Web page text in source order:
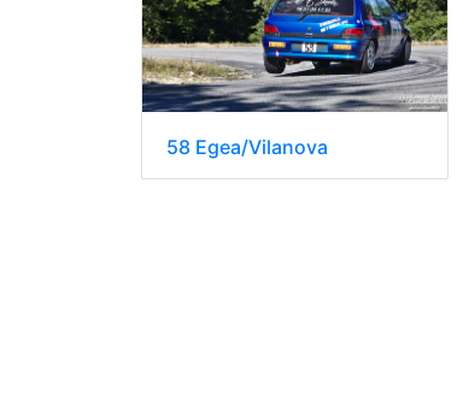
58 Egea/Vilanova